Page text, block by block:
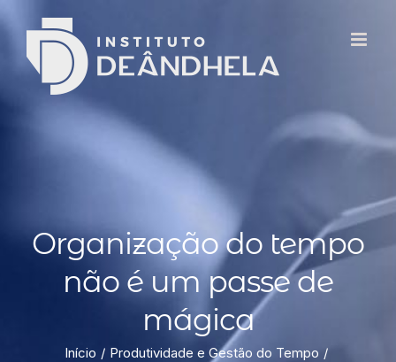
Organização do tempo
não é um passe de
mágica
Início
Produtividade e Gestão do Tempo